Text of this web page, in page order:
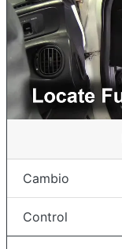
Cambio
Control